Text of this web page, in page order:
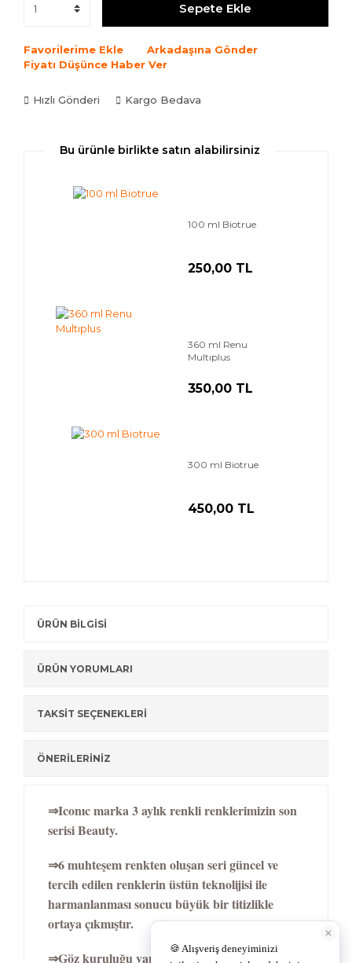
Sepete Ekle
Favorilerime Ekle
Arkadaşına Gönder
Fiyatı Düşünce Haber Ver
Hızlı Gönderi Kargo Bedava
Bu ürünle birlikte satın alabilirsiniz
100 ml Biotrue
250,00 TL
360 ml Renu
Multıplus
350,00 TL
300 ml Biotrue
450,00 TL
ÜRÜN BİLGİSİ
ÜRÜN YORUMLARI
TAKSİT SEÇENEKLERİ
ÖNERİLERİNİZ
⇒Iconıc marka 3 aylık renkli renklerimizin son
serisi Beauty.
⇒6 muhteşem renkten oluşan seri güncel ve
tercih edilen renklerin üstün teknolijisi ile
harmanlanması sonucu büyük bir titizlikle
ortaya çıkmıştır.
⇒Göz kuruluğu yapmayan %40 su içeriğine